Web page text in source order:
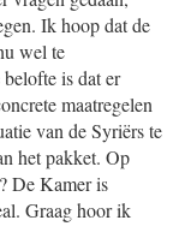
Ik hoop dat de
wel te
is dat er
maatregelen
van de Syriërs te
het pakket. Op
De Kamer is
Graag hoor ik